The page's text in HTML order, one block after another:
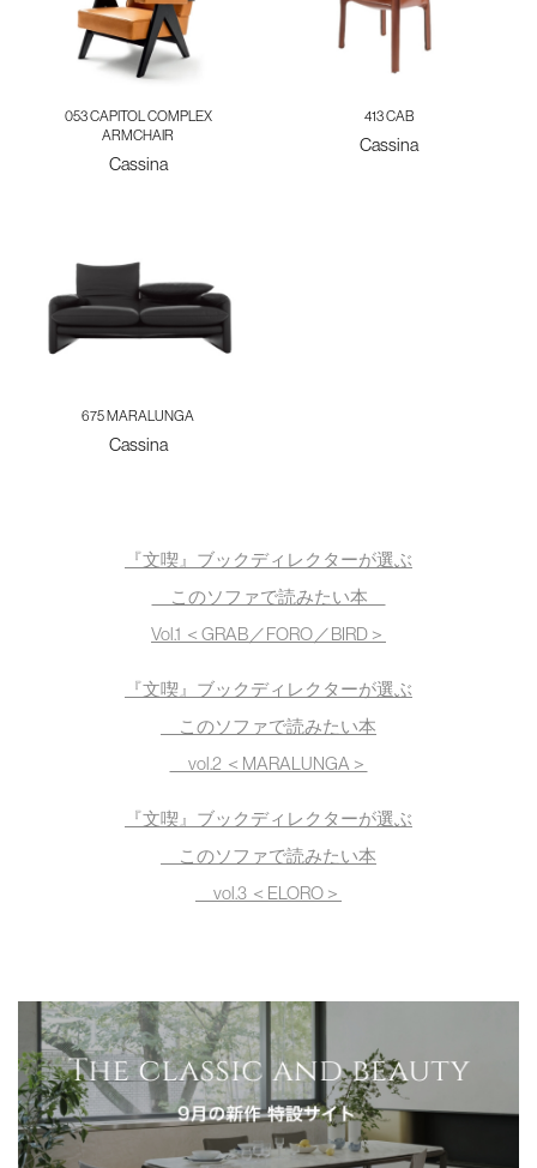
053 CAPITOL COMPLEX
ARMCHAIR
Cassina
413 CAB
Cassina
675 MARALUNGA
Cassina
『文喫』ブックディレクターが選ぶ
このソファで読みたい本
Vol.1 ＜GRAB／FORO／BIRD＞
『文喫』ブックディレクターが選ぶ
このソファで読みたい本
vol.2 ＜MARALUNGA＞
『文喫』ブックディレクターが選ぶ
このソファで読みたい本
vol.3 ＜ELORO＞